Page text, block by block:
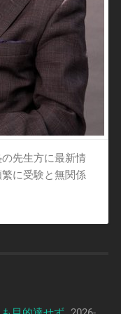
先生方に最新情
に受験と無関係